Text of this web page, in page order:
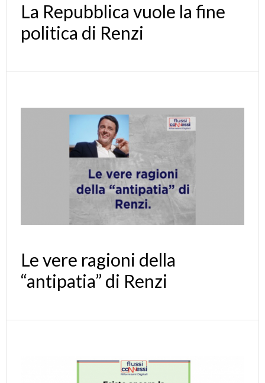
La Repubblica vuole la fine
politica di Renzi
Le vere ragioni della
“antipatia” di Renzi